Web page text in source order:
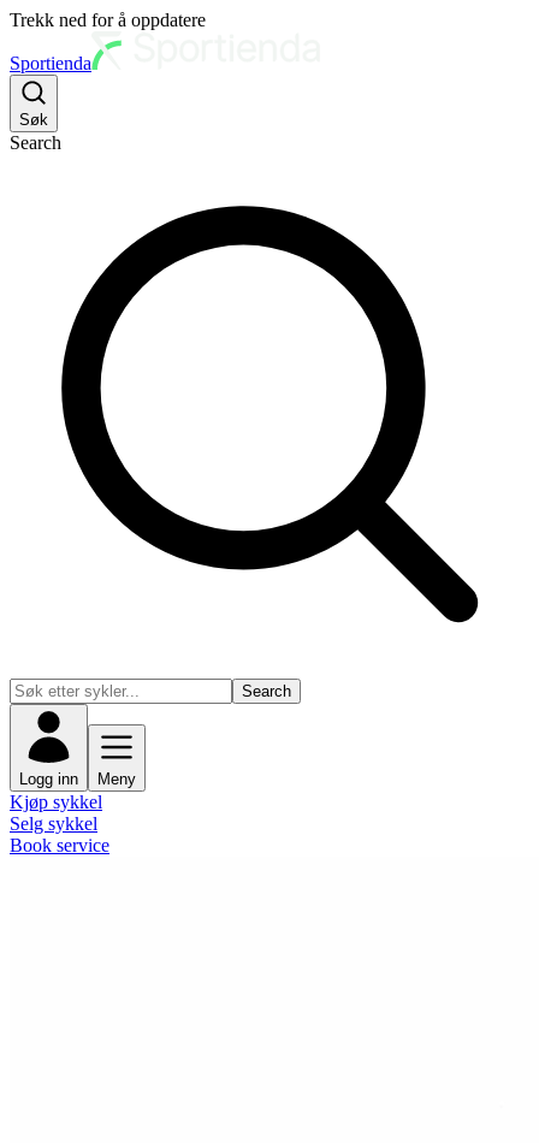
Trekk ned for å oppdatere
Sportienda
Søk
Search
Search
Logg inn Meny
Kjøp sykkel
Selg sykkel
Book service